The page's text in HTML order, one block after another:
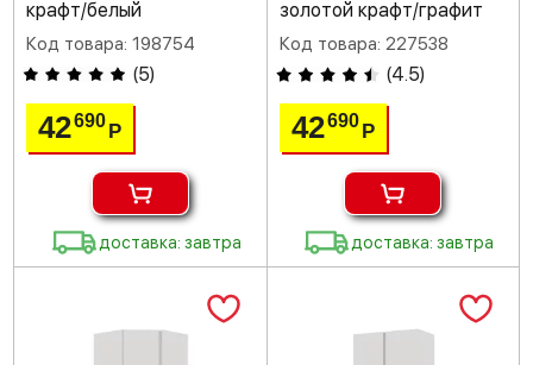
крафт/белый
Код товара: 198754
(5)
42690Р
доставка: завтра
золотой крафт/графит
Код товара: 227538
(4.5)
42690 Р
доставка: завтра